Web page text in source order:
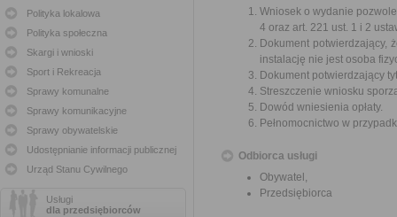
Polityka lokalowa
Polityka społeczna
Skargi i wnioski
Sport i Rekreacja
Sprawy komunalne
Sprawy komunikacyjne
Sprawy obywatelskie
Udostępnianie informacji publicznej
Urząd Stanu Cywilnego
Usługi
dla przedsiębiorców
Wniosek o wydanie
4 oraz art. 221 ust. 1 i 2
Dokument potwierdzający,
instalację nie jest osoba
Dokument potwierdzający
Streszczenie wniosku
Dowód wniesienia opłaty.
Pełnomocnictwo w
Odbiorca usługi
Obywatel,
Przedsiębiorca